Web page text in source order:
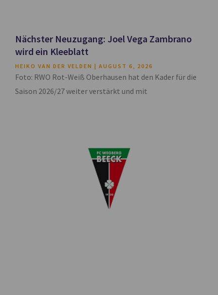
Nächster Neuzugang: Joel Vega Zambrano
wird ein Kleeblatt
HEIKO VAN DER VELDEN AUGUST 6, 2026
Foto: RWO Rot-Weiß Oberhausen hat den Kader für die
Saison 2026/27 weiter verstärkt und mit